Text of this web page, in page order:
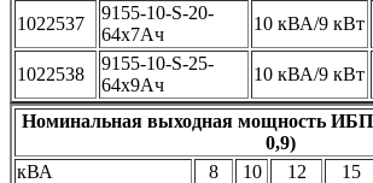
1022537
9155-10-S-20-
64x7Ач
10 кВА/9 кВт
1022538
9155-10-S-25-
64x9Ач
10 кВА/9 кВт
Номинальная выходная мощность
0,9)
кВА
8 10 12 15